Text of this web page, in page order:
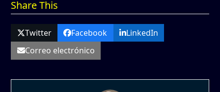
Share This
Twitter Facebook
LinkedIn
Correo electrónico